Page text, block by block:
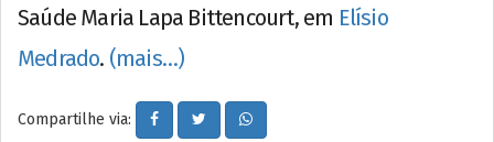
Saúde Maria Lapa Bittencourt, em Elísio
Medrado. (mais…)
Compartilhe via: